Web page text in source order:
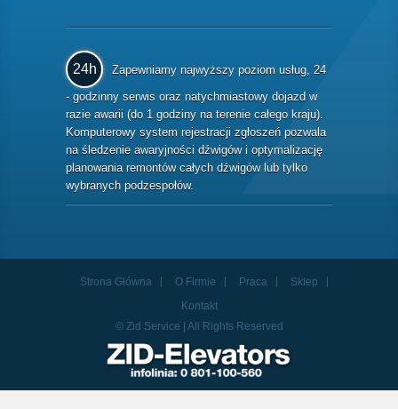
24h
Zapewniamy najwyższy poziom usług, 24
- godzinny serwis oraz natychmiastowy dojazd w
razie awarii (do 1 godziny na terenie całego kraju).
Komputerowy system rejestracji zgłoszeń pozwala
na śledzenie awaryjności dźwigów i optymalizację
planowania remontów całych dźwigów lub tylko
wybranych podzespołów.
Strona Główna O Firmie Praca
Sklep
Kontakt
© Zid Service | All Rights Reserved